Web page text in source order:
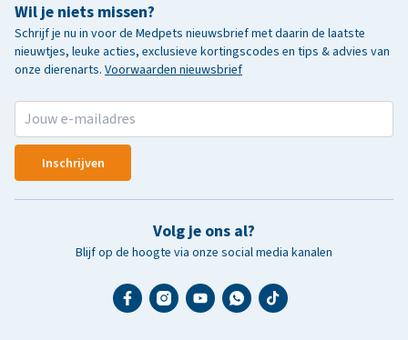
Wil je niets missen?
Schrijf je nu in voor de Medpets nieuwsbrief met daarin de laatste
nieuwtjes, leuke acties, exclusieve kortingscodes en tips & advies van
onze dierenarts. Voorwaarden nieuwsbrief
Inschrijven
Volg je ons al?
Blijf op de hoogte via onze social media kanalen